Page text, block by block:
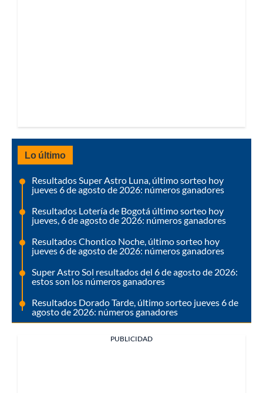
Lo último
Resultados Super Astro Luna, último sorteo hoy
jueves 6 de agosto de 2026: números ganadores
Resultados Lotería de Bogotá último sorteo hoy
jueves, 6 de agosto de 2026: números ganadores
Resultados Chontico Noche, último sorteo hoy
jueves 6 de agosto de 2026: números ganadores
Super Astro Sol resultados del 6 de agosto de 2026:
estos son los números ganadores
Resultados Dorado Tarde, último sorteo jueves 6 de
agosto de 2026: números ganadores
PUBLICIDAD